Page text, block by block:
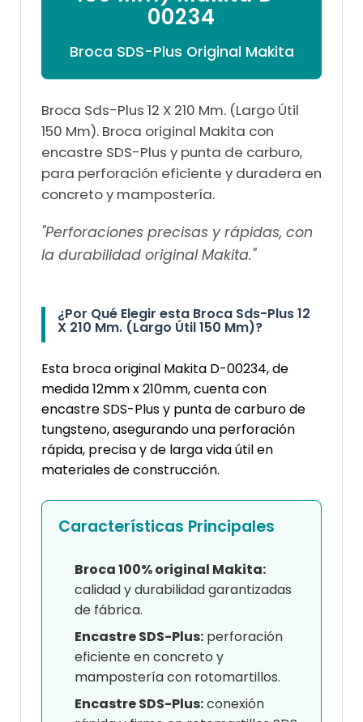
00234
Broca SDS-Plus Original Makita
Broca Sds-Plus 12 X 210 Mm. (Largo Útil
150 Mm). Broca original Makita con
encastre SDS-Plus y punta de carburo,
para perforación eficiente y duradera en
concreto y mampostería.
"Perforaciones precisas y rápidas, con
la durabilidad original Makita."
¿Por Qué Elegir esta Broca Sds-Plus 12
X 210 Mm. (Largo Útil 150 Mm)?
Esta broca original Makita D-00234, de
medida 12mm x 210mm, cuenta con
encastre SDS-Plus y punta de carburo de
tungsteno, asegurando una perforación
rápida, precisa y de larga vida útil en
materiales de construcción.
Características Principales
Broca 100% original Makita:
calidad y durabilidad garantizadas
de fábrica.
Encastre SDS-Plus: perforación
eficiente en concreto y
mampostería con rotomartillos.
Encastre SDS-Plus:conexión